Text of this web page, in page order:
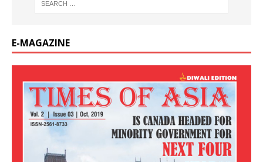
E-MAGAZINE